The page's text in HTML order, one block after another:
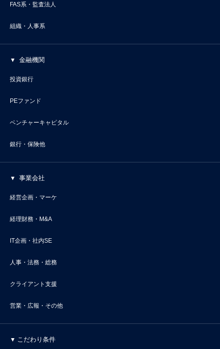
FAS系・監査法人
組織・人事系
金融機関
投資銀行
PEファンド
ベンチャーキャピタル
銀行・保険他
事業会社
経営企画・マーケ
経理財務・M&A
IT企画・社内SE
人事・法務・総務
クライアント支援
営業・広報・その他
こだわり条件